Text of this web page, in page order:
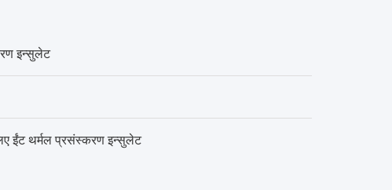
इन्सुलेट
ईंट थर्मल प्रसंस्करण इन्सुलेट